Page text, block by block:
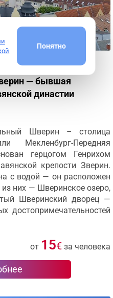
— бывшая
династии
Шверин – столица
Мекленбург-Передняя
герцогом Генрихом
крепости Зверин.
с водой — он расположен
них — Шверинское озеро,
Шверинский дворец —
достопримечательностей
от 15€ за человека
Понятно